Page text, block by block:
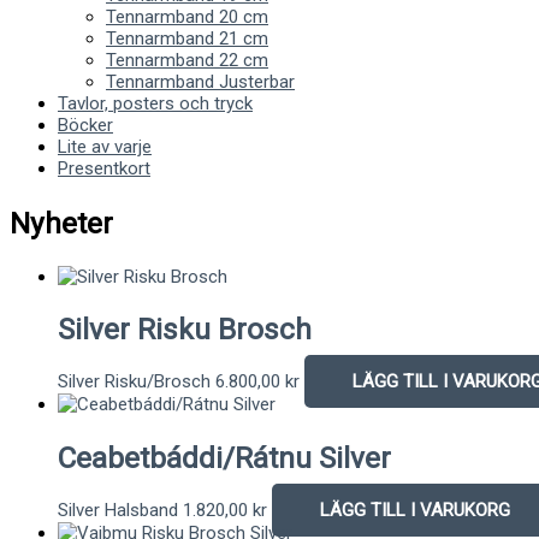
Tennarmband 20 cm
Tennarmband 21 cm
Tennarmband 22 cm
Tennarmband Justerbar
Tavlor, posters och tryck
Böcker
Lite av varje
Presentkort
Nyheter
Silver Risku Brosch
Silver Risku/Brosch 6.800,00 kr LÄGG TILL I
Ceabetbáddi/Rátnu Silver
Silver Halsband 1.820,00 kr LÄGG TILL I VARUKORG